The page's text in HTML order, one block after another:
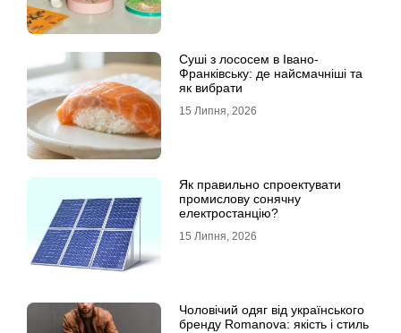
Суші з лососем в Івано-
Франківську: де найсмачніші та
як вибрати
15 Липня, 2026
Як правильно спроектувати
промислову сонячну
електростанцію?
15 Липня, 2026
Чоловічий одяг від українського
бренду Romanova: якість і стиль